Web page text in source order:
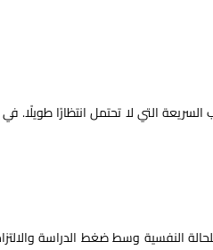
التي لا تحتمل انتظارًا طويلًا.
النفسية وسط ضغط الدراسة